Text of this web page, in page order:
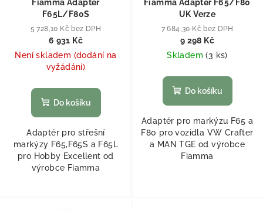
Fiamma Adaptér
F65L/F80S
5 728,10 Kč bez DPH
6 931 Kč
Není skladem (dodání na
vyžádání)
Do košíku
Adaptér pro střešní
markýzy F65,F65S a F65L
pro Hobby Excellent od
výrobce Fiamma
Fiamma Adaptér F65/F80
UK Verze
7 684,30 Kč bez DPH
9 298 Kč
Skladem(3 ks)
Do košíku
Adaptér pro markýzu F65 a
F80 pro vozidla VW Crafter
a MAN TGE od výrobce
Fiamma